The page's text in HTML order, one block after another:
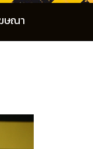
ษณา